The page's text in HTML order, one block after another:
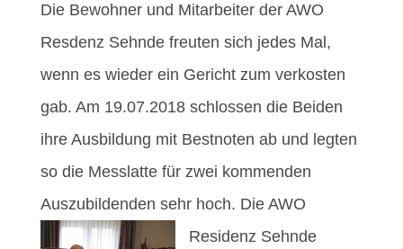
Die Bewohner und Mitarbeiter der AWO
Resdenz Sehnde freuten sich jedes Mal,
wenn es wieder ein Gericht zum verkosten
gab. Am 19.07.2018 schlossen die Beiden
ihre Ausbildung mit Bestnoten ab und legten
so die Messlatte für zwei kommenden
Auszubildenden sehr hoch. Die AWO
Residenz Sehnde